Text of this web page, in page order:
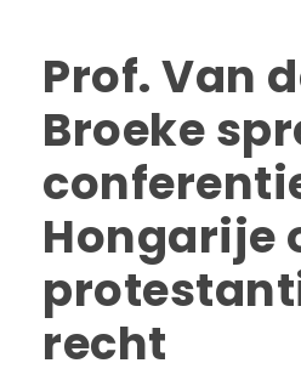
Prof. Van
Broeke
Hongarije
recht